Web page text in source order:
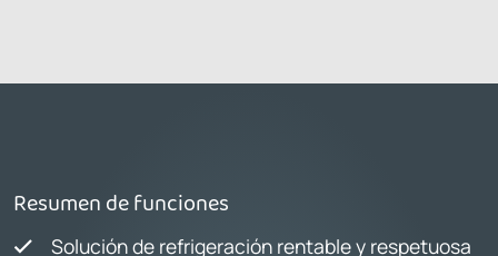
Resumen de funciones
Solución de refrigeración rentable y respetuosa